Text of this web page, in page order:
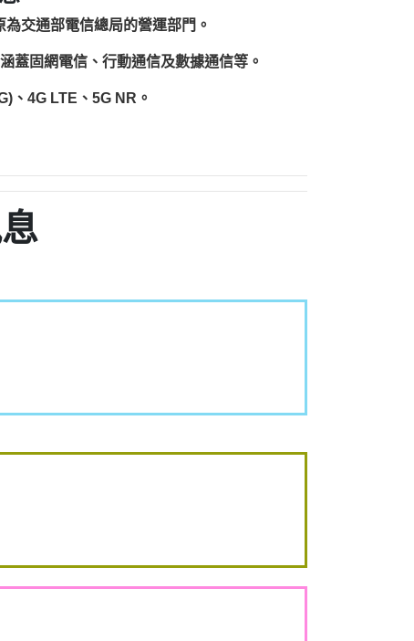
交通部電信總局的營運部門。
蓋固網電信、行動通信及數據通信等。
、4G LTE、5G NR。